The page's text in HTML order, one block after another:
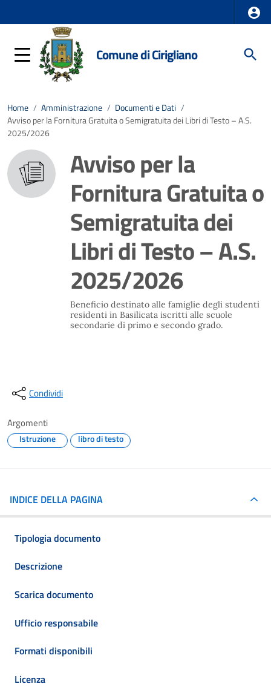
Comune di Cirigliano
Home / Amministrazione / Documenti e Dati /
Avviso per la Fornitura Gratuita o Semigratuita dei Libri di Testo – A.S.
2025/2026
Avviso per la
Fornitura Gratuita o
Semigratuita dei
Libri di Testo – A.S.
2025/2026
Beneficio destinato alle famiglie degli studenti
residenti in Basilicata iscritti alle scuole
secondarie di primo e secondo grado.
Condividi
Argomenti
Istruzione libro di testo
INDICE DELLA PAGINA
Tipologia documento
Descrizione
Scarica documento
Ufficio responsabile
Formati disponibili
Licenza